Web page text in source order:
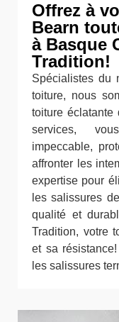
Offrez à
Bearn
à Basque
Tradition!
Spécialistes du
toiture, nous
toiture éclatante
services,
impeccable,
affronter les
expertise pour
les salissures
qualité et
Tradition, votre
et sa
les salissures